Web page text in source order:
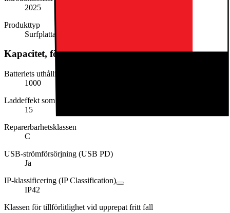
2025
Produkttyp
Surfplatta
Kapacitet, förbrukning och strömförsörjning
Batteriets uthållighet i cykler
1000
Laddeffekt som krävs (min. i W)
15
Reparerbarhetsklassen
C
USB-strömförsörjning (USB PD)
Ja
IP-klassificering (IP Classification)
IP42
Klassen för tillförlitlighet vid upprepat fritt fall